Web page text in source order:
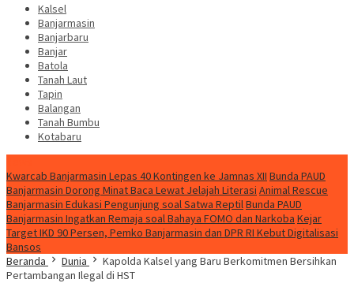
Kalsel
Banjarmasin
Banjarbaru
Banjar
Batola
Tanah Laut
Tapin
Balangan
Tanah Bumbu
Kotabaru
Kwarcab Banjarmasin Lepas 40 Kontingen ke Jamnas XII Bunda PAUD
Banjarmasin Dorong Minat Baca Lewat Jelajah Literasi Animal Rescue
Banjarmasin Edukasi Pengunjung soal Satwa ReptilBunda PAUD
Banjarmasin Ingatkan Remaja soal Bahaya FOMO dan Narkoba Kejar
Target IKD 90 Persen, Pemko Banjarmasin dan DPR RI Kebut Digitalisasi
Bansos
Beranda
Dunia
Kapolda Kalsel yang Baru Berkomitmen Bersihkan
Pertambangan Ilegal di HST